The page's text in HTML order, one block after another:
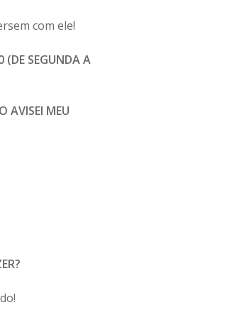
com ele!
SEGUNDA A
AVISEI MEU